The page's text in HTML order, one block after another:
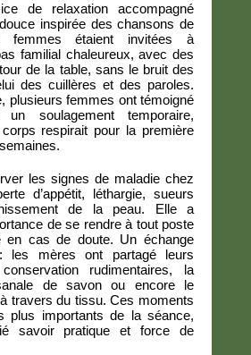
de relaxation accompagné
inspirée des chansons de
femmes étaient invitées à
familial chaleureux, avec des
de la table, sans le bruit des
des cuillères et des paroles.
plusieurs femmes ont témoigné
soulagement temporaire,
respirait pour la première
les signes de maladie chez
d’appétit, léthargie, sueurs
de la peau. Elle a
de se rendre à tout poste
en cas de doute. Un échange
: les mères ont partagé leurs
rudimentaires, la
de savon ou encore le
à travers du tissu. Ces moments
plus importants de la séance,
savoir pratique et force de